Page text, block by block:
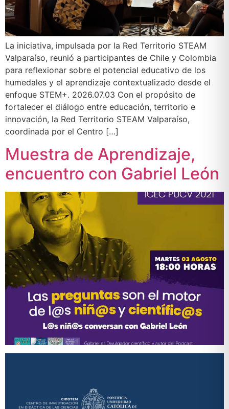
La iniciativa, impulsada por la Red Territorio STEAM
Valparaíso, reunió a participantes de Chile y Colombia
para reflexionar sobre el potencial educativo de los
humedales y el aprendizaje contextualizado desde el
enfoque STEM+. 2026.07.03 Con el propósito de
fortalecer el diálogo entre educación, territorio e
innovación, la Red Territorio STEAM Valparaíso,
coordinada por el Centro […]
Muestra de Aprendizaje,
encuentro con Gabriel León